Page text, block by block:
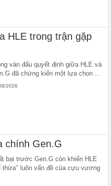
HLE trong trận gặp
ván đấu quyết định giữa HLE và
đã chứng kiến một lựa chọn ...
2026
chính Gen.G
bại trước Gen.G còn khiến HLE
thừa" luôn vấn đề của cựu vương